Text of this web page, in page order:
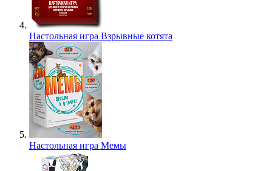
Настольная игра Взрывные котята
Настольная игра Мемы